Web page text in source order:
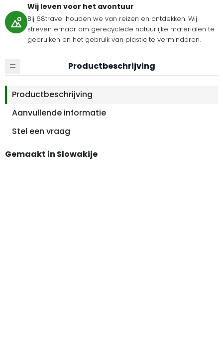
Wij leven voor het avontuur
Bij 68travel houden we van reizen en ontdekken. Wij
streven ernaar om gerecyclede natuurlijke materialen te
gebruiken en het gebruik van plastic te verminderen.
Productbeschrijving
Productbeschrijving
Aanvullende informatie
Stel een vraag
Gemaakt in Slowakije